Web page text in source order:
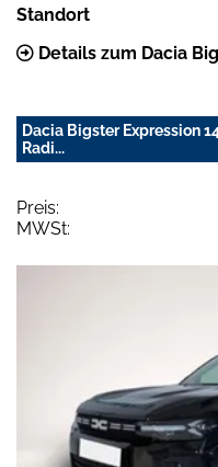
Standort
Details zum Dacia
Dacia Bigster Expression
Radi...
Preis:
MWSt: